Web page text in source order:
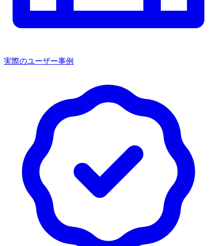
実際のユーザー事例